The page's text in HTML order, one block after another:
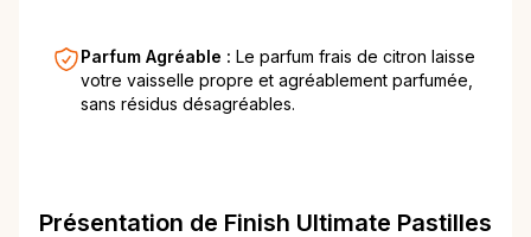
Parfum Agréable : Le parfum frais de citron laisse
votre vaisselle propre et agréablement parfumée,
sans résidus désagréables.
Présentation de Finish Ultimate Pastilles